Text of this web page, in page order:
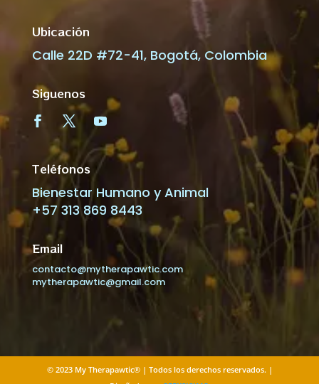
Ubicación
Calle 22D #72-41, Bogotá, Colombia
Siguenos
Teléfonos
Bienestar Humano y Animal
+57 313 869 8443
Email
contacto@mytherapawtic.com
mytherapawtic@gmail.com
© 2023 My Therapawtic® | Todos los derechos reservados. |